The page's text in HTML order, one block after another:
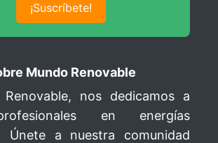
Estructura Seguidora
del Sistema Generador
y Protección
Final
¡Suscríbete!
Mundo Renovable
nos dedicamos a
en energías
Únete a nuestra comunidad